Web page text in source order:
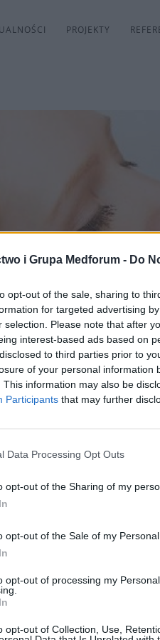
i Grupa Medforum - Do
opt-out of the sale, sharing to
for targeted advertising
selection. Please note that after
interest-based ads based on
to third parties prior to
of your personal information
This information may also be
Participants that may further
Data Processing Opt Outs
opt-out of the Sharing of my
opt-out of the Sale of my Personal
opt-out of processing my
opt-out of Collection, Use,
PROJEKTY
edukacyjna
The Point –
specjalny w Gazecie